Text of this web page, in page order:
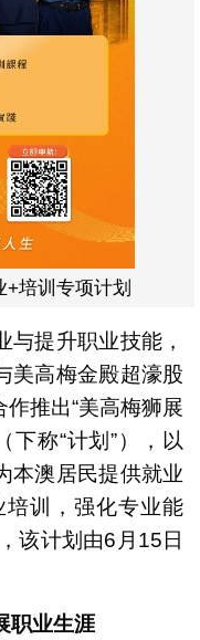
培训专项计划
与提升职业技能，
美高梅金殿超濠股
作推出“美高梅狮展
下称“计划”），以
本澳居民提供就业
训，强化专业能
该计划由6月15日
职业生涯